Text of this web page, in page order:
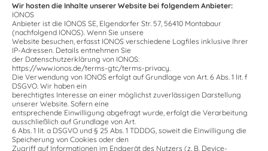
Wir hosten die Inhalte unserer Website bei folgendem Anbieter:
IONOS
Anbieter ist die IONOS SE, Elgendorfer Str. 57, 56410 Montabaur
(nachfolgend IONOS). Wenn Sie unsere
Website besuchen, erfasst IONOS verschiedene Logfiles inklusive Ihrer
IP-Adressen. Details entnehmen Sie
der Datenschutzerklärung von IONOS:
https://www.ionos.de/terms-gtc/terms-privacy.
Die Verwendung von IONOS erfolgt auf Grundlage von Art. 6 Abs. 1 lit. f
DSGVO. Wir haben ein
berechtigtes Interesse an einer möglichst zuverlässigen Darstellung
unserer Website. Sofern eine
entsprechende Einwilligung abgefragt wurde, erfolgt die Verarbeitung
ausschließlich auf Grundlage von Art.
6 Abs. 1 lit. a DSGVO und § 25 Abs. 1 TDDDG, soweit die Einwilligung die
Speicherung von Cookies oder den
Zugriff auf Informationen im Endgerät des Nutzers (z. B. Device-